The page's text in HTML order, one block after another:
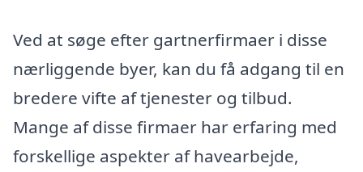
Ved at søge efter gartnerfirmaer i disse
nærliggende byer, kan du få adgang til en
bredere vifte af tjenester og tilbud.
Mange af disse firmaer har erfaring med
forskellige aspekter af havearbejde,